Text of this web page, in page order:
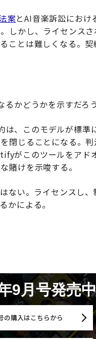
案とAI音楽訴訟におけ
しかし、ライセンス
ことは難しくなる。
かどうかを示すだろう
、このモデルが標準
閉じることになる。
がこのツールをアド
賭けを示唆する。
ない。ライセンスし
かによる。
9月号発売中
の購入はこちらから